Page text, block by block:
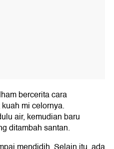
bercerita cara
mi celornya.
air, kemudian baru
ditambah santan.